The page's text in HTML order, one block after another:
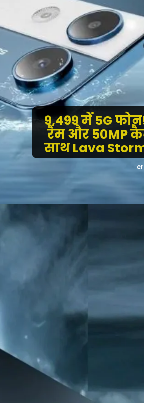
9,499 में 5G
रैम और 50MP
साथ Lava